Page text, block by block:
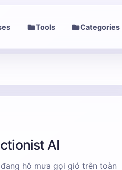
Tools Categories
AI
hô mưa gọi gió trên toàn